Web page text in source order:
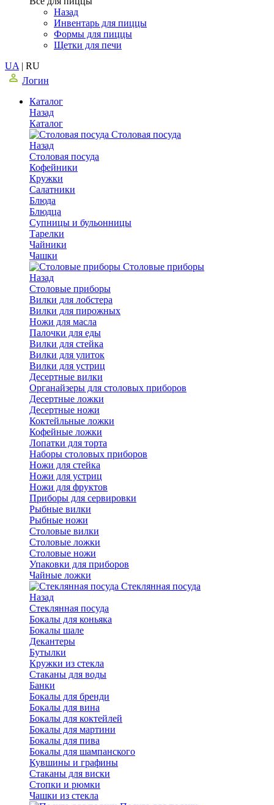
Назад
Инвентарь для пиццы
Формы для пиццы
Щетки для печи
UA | RU
Логин
Каталог
Назад
Каталог
Столовая посуда
Назад
Столовая посуда
Кофейники
Кружки
Салатники
Блюда
Блюдца
Супницы и бульонницы
Тарелки
Чайники
Чашки
Cтоловые приборы
Назад
Cтоловые приборы
Вилки для лобстера
Вилки для пирожных
Ножи для масла
Палочки для еды
Вилки для стейка
Вилки для улиток
Вилки для устриц
Десертные вилки
Органайзеры для столовых приборов
Десертные ложки
Десертные ножи
Коктейльные ложки
Кофейные ложки
Лопатки для торта
Наборы столовых приборов
Ножи для стейка
Ножи для устриц
Ножи для фруктов
Приборы для сервировки
Рыбные вилки
Рыбные ножи
Столовые вилки
Столовые ложки
Столовые ножи
Упаковки для приборов
Чайные ложки
Стеклянная посуда
Назад
Стеклянная посуда
Бокалы для коньяка
Бокалы шале
Декантеры
Бутылки
Кружки из стекла
Стаканы для воды
Банки
Бокалы для бренди
Бокалы для вина
Бокалы для коктейлей
Бокалы для мартини
Бокалы для пива
Бокалы для шампанского
Кувшины и графины
Стаканы для виски
Стопки и рюмки
Чашки из стекла